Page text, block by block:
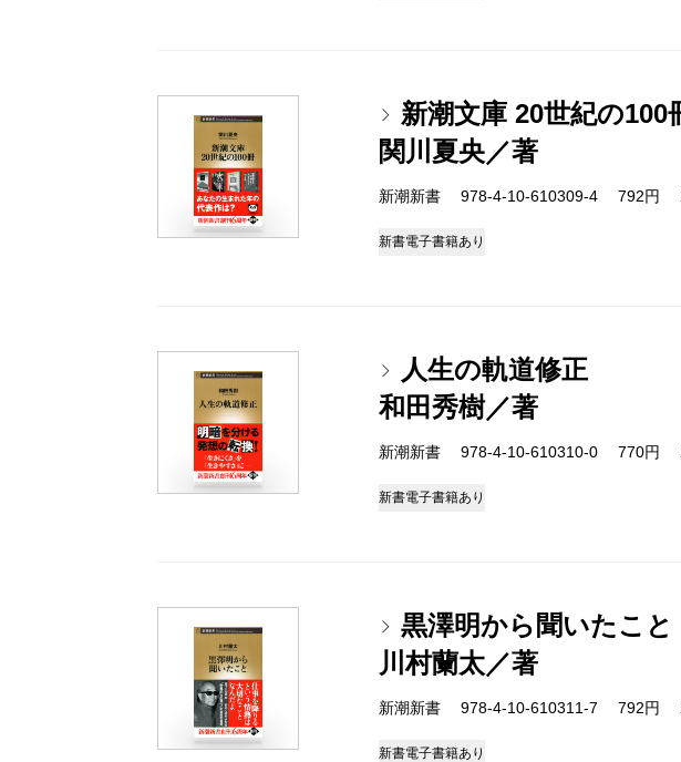
新潮文庫 20世紀の100
関川夏央／著
新潮新書 978-4-10-610309-4 792円
新書電子書籍あり
人生の軌道修正
和田秀樹／著
新潮新書 978-4-10-610310-0 770円
新書電子書籍あり
黒澤明から聞いたこと
川村蘭太／著
新潮新書 978-4-10-610311-7 792円
新書電子書籍あり